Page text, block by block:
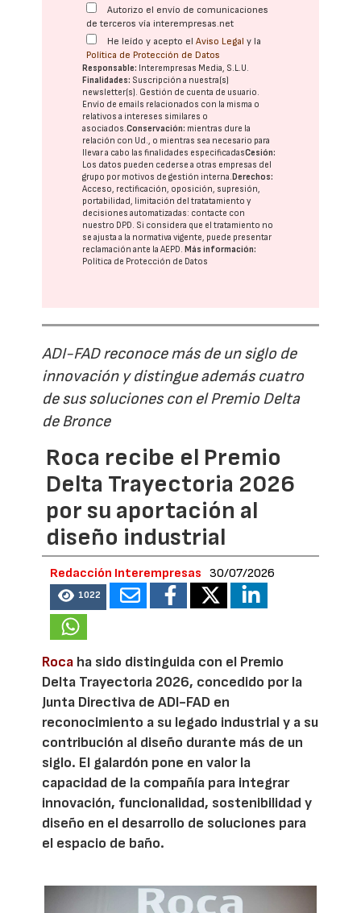
Autorizo el envío de comunicaciones
de terceros vía interempresas.net
He leído y acepto elAviso Legal y la
Política de Protección de Datos
Responsable: Interempresas Media, S.L.U.
Finalidades: Suscripción a nuestra(s)
newsletter(s). Gestión de cuenta de usuario.
Envío de emails relacionados con la misma o
relativos a intereses similares o
asociados.Conservación: mientras dure la
relación con Ud., o mientras sea necesario para
llevar a cabo las finalidades especificadasCesión:
Los datos pueden cederse a otras empresas del
grupo por motivos de gestión interna. Derechos:
Acceso, rectificación, oposición, supresión,
portabilidad, limitación del tratatamiento y
decisiones automatizadas: contacte con
nuestro DPD. Si considera que el tratamiento no
se ajusta a la normativa vigente, puede presentar
reclamación ante laAEPD. Más información:
Política de Protección de Datos
ADI-FAD reconoce más de un siglo de
innovación y distingue además cuatro
de sus soluciones con el Premio Delta
de Bronce
Roca recibe el Premio
Delta Trayectoria 2026
por su aportación al
diseño industrial
Redacción Interempresas 30/07/2026
1022
Roca ha sido distinguida con el Premio
Delta Trayectoria 2026, concedido por la
Junta Directiva de ADI-FAD en
reconocimiento a su legado industrial y a su
contribución al diseño durante más de un
siglo. El galardón pone en valor la
capacidad de la compañía para integrar
innovación, funcionalidad, sostenibilidad y
diseño en el desarrollo de soluciones para
el espacio de baño.